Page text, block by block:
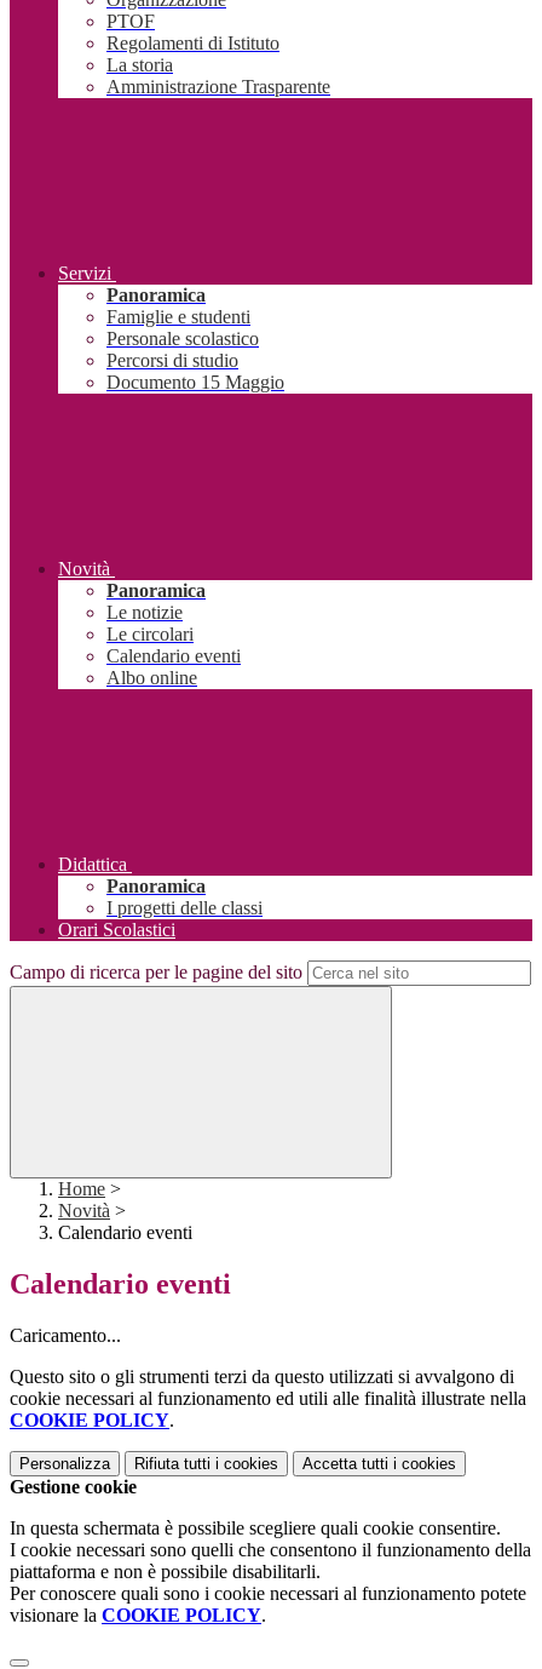
PTOF
Regolamenti di Istituto
La storia
Amministrazione Trasparente
Servizi
Panoramica
Famiglie e studenti
Personale scolastico
Percorsi di studio
Documento 15 Maggio
Novità
Panoramica
Le notizie
Le circolari
Calendario eventi
Albo online
Didattica
Panoramica
I progetti delle classi
Orari Scolastici
Campo di ricerca per le pagine del sito
Home >
Novità >
Calendario eventi
Calendario eventi
Caricamento...
Questo sito o gli strumenti terzi da questo utilizzati si avvalgono di
cookie necessari al funzionamento ed utili alle finalità illustrate nella
COOKIE POLICY.
Personalizza Rifiuta tutti i cookies Accetta tutti i cookies
Gestione cookie
In questa schermata è possibile scegliere quali cookie consentire.
I cookie necessari sono quelli che consentono il funzionamento della
piattaforma e non è possibile disabilitarli.
Per conoscere quali sono i cookie necessari al funzionamento potete
visionare la COOKIE POLICY.